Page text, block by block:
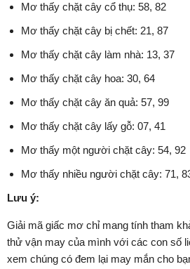
Mơ thấy chặt cây cổ thụ: 58, 82
Mơ thấy chặt cây bị chết: 21, 87
Mơ thấy chặt cây làm nhà: 13, 37
Mơ thấy chặt cây hoa: 30, 64
Mơ thấy chặt cây ăn quả: 57, 99
Mơ thấy chặt cây lấy gỗ: 07, 41
Mơ thấy một người chặt cây: 54, 92
Mơ thấy nhiều người chặt cây: 71,
Lưu ý:
Giải mã giấc mơ chỉ mang tính tham
thử vận may của mình với các con số
xem chúng có đem lại may mắn cho